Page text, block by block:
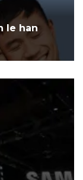
le han